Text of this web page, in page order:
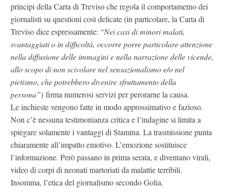
principi della Carta di Treviso che regola il comportametno dei
giornalisti su questioni così delicate (in particolare, la Carta di
Treviso dice espressamente: “Nei casi di minori malati,
svantaggiati o in difficoltà, occorre porre particolare attenzione
nella diffusione delle immagini e nella narrazione delle vicende,
allo scopo di non scivolare nel sensazionalismo e/o nel
pietismo, che potrebbero divenire sfruttamento della
persona”) firma numerosi servizi per perorarne la causa.
Le inchieste vengono fatte in modo approssimativo e fazioso.
Non c’è nessuna testimonianza critica e l’indagine si limita a
spiegare solamente i vantaggi di Stamina. La trasmissione punta
chiaramente all’impatto emotivo. L’emozione sostituisce
l’informazione. Però passano in prima serata, e diventano virali,
video di corpi di neonati martoriati da malattie terribili.
Insomma, l’etica del giornalismo secondo Golia.